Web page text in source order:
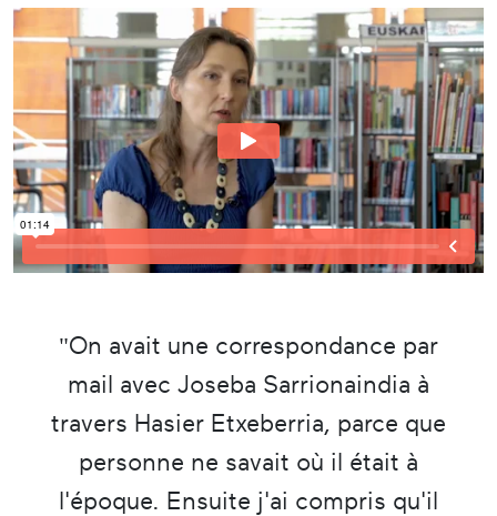
"On avait une correspondance par
mail avec Joseba Sarrionaindia à
travers Hasier Etxeberria, parce que
personne ne savait où il était à
l'époque. Ensuite j'ai compris qu'il